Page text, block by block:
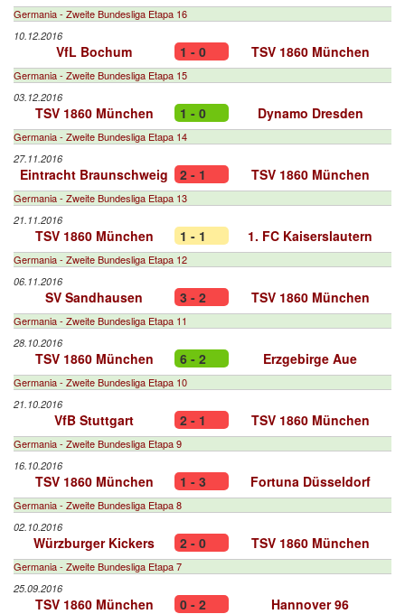
Germania - Zweite Bundesliga Etapa 16
10.12.2016
VfL Bochum 1 - 0 TSV 1860 München
Germania - Zweite Bundesliga Etapa 15
03.12.2016
TSV 1860 München 1 - 0 Dynamo Dresden
Germania - Zweite Bundesliga Etapa 14
27.11.2016
Eintracht Braunschweig 2 - 1 TSV 1860 München
Germania - Zweite Bundesliga Etapa 13
21.11.2016
TSV 1860 München 1 - 1 1. FC Kaiserslautern
Germania - Zweite Bundesliga Etapa 12
06.11.2016
SV Sandhausen 3 - 2 TSV 1860 München
Germania - Zweite Bundesliga Etapa 11
28.10.2016
TSV 1860 München 6 - 2 Erzgebirge Aue
Germania - Zweite Bundesliga Etapa 10
21.10.2016
VfB Stuttgart 2 - 1 TSV 1860 München
Germania - Zweite Bundesliga Etapa 9
16.10.2016
TSV 1860 München 1 - 3 Fortuna Düsseldorf
Germania - Zweite Bundesliga Etapa 8
02.10.2016
Würzburger Kickers 2 - 0 TSV 1860 München
Germania - Zweite Bundesliga Etapa 7
25.09.2016
TSV 1860 München 0 - 2 Hannover 96